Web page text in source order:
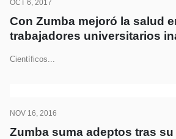
OCT 6, 2017
Con Zumba mejoró la salud
trabajadores universitarios
Científicos...
NOV 16, 2016
Zumba suma adeptos tras